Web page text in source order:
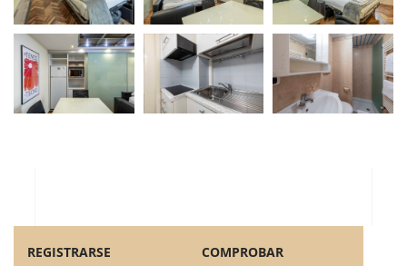
REGISTRARSE
COMPROBAR